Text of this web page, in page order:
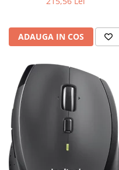
ADAUGA IN COS